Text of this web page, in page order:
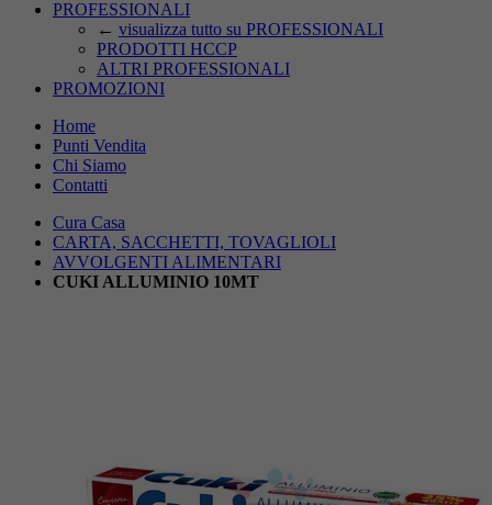
PROFESSIONALI
← visualizza tutto su PROFESSIONALI
PRODOTTI HCCP
ALTRI PROFESSIONALI
PROMOZIONI
Home
Punti Vendita
Chi Siamo
Contatti
Cura Casa
CARTA, SACCHETTI, TOVAGLIOLI
AVVOLGENTI ALIMENTARI
CUKI ALLUMINIO 10MT